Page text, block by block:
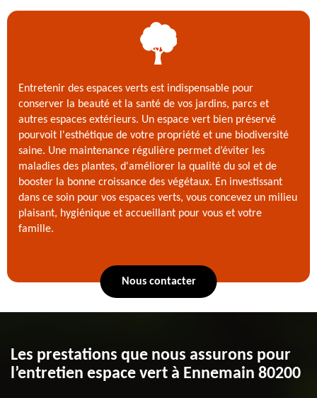
Entretenir des espaces verts est indispensable pour
conserver la beauté et la santé de vos jardins, parcs et
autres espaces extérieurs. Un espace vert bien préservé
pourvoit l'esthétique de votre propriété et une biodiversité
saine. Une maintenance régulière permet d’éviter les
maladies des plantes, d'améliorer la qualité du sol et de
booster la bonne croissance des végétaux. En investissant
dans ce soin pour vos espaces verts, vous concevez un milieu
plaisant, hygiénique et accueillant pour vous et votre
famille.
Nous contacter
Les prestations que nous assurons pour
l’entretien espace vert à Ennemain 80200